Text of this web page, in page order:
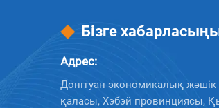
Бізге
Адрес:
Донггуан экономикалық
қаласы, Хэбэй провинциясы,